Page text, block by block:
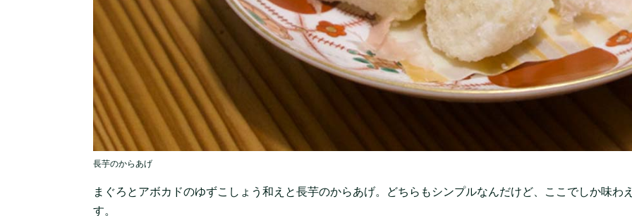
長芋のからあげ
まぐろとアボカドのゆずこしょう和えと長芋のからあげ。どちらもシンプルなんだけど、ここでしか味わ
す。